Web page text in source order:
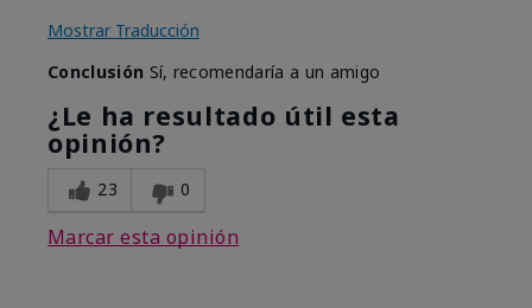
Mostrar Traducción
Conclusión Sí, recomendaría a un amigo
¿Le ha resultado útil esta
opinión?
23 0
Marcar esta opinión